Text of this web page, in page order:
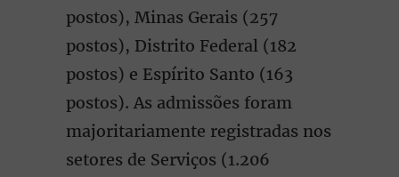
postos), Minas Gerais (257
postos), Distrito Federal (182
postos) e Espírito Santo (163
postos). As admissões foram
majoritariamente registradas nos
setores de Serviços (1.206